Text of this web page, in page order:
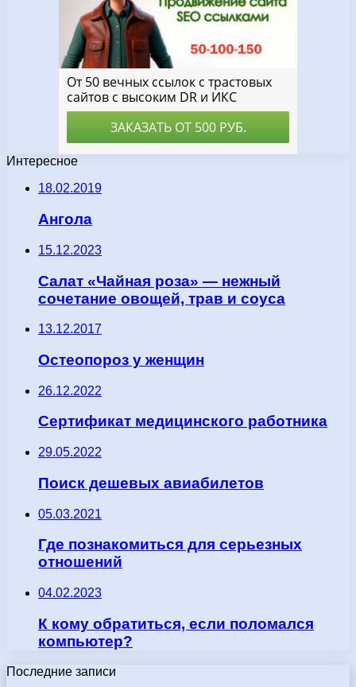
Интересное
18.02.2019
Ангола
15.12.2023
Салат «Чайная роза» — нежный
сочетание овощей, трав и соуса
13.12.2017
Остеопороз у женщин
26.12.2022
Сертификат медицинского работника
29.05.2022
Поиск дешевых авиабилетов
05.03.2021
Где познакомиться для серьезных
отношений
04.02.2023
К кому обратиться, если поломался
компьютер?
Последние записи